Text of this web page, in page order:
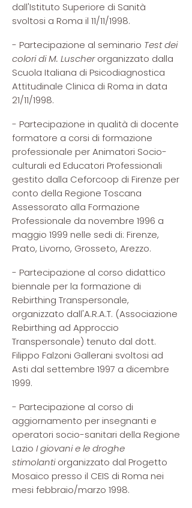
dall'Istituto Superiore di Sanità
svoltosi a Roma il 11/11/1998.
- Partecipazione al seminario Test dei
colori di M. Luscherorganizzato dalla
Scuola Italiana di Psicodiagnostica
Attitudinale Clinica di Roma in data
21/11/1998.
- Partecipazione in qualità di docente
formatore a corsi di formazione
professionale per Animatori Socio-
culturali ed Educatori Professionali
gestito dalla Ceforcoop di Firenze per
conto della Regione Toscana
Assessorato alla Formazione
Professionale da novembre 1996 a
maggio 1999 nelle sedi di: Firenze,
Prato, Livorno, Grosseto, Arezzo.
- Partecipazione al corso didattico
biennale per la formazione di
Rebirthing Transpersonale,
organizzato dall'A.R.A.T. (Associazione
Rebirthing ad Approccio
Transpersonale) tenuto dal dott.
Filippo Falzoni Gallerani svoltosi ad
Asti dal settembre 1997 a dicembre
1999.
- Partecipazione al corso di
aggiornamento per insegnanti e
operatori socio-sanitari della Regione
Lazio I giovani e le droghe
stimolantiorganizzato dal Progetto
Mosaico presso il CEIS di Roma nei
mesi febbraio/marzo 1998.